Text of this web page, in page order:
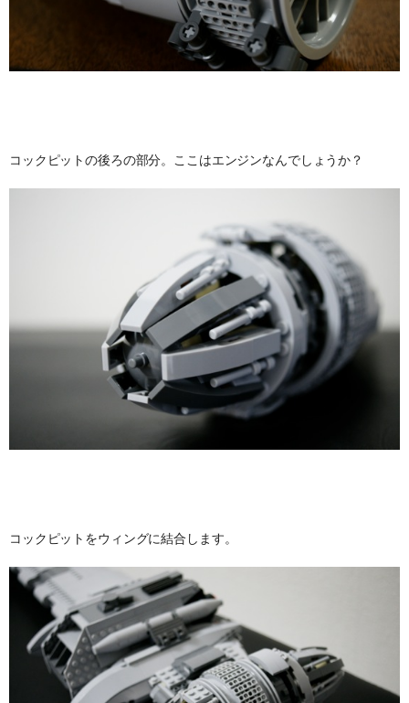
コックピットの後ろの部分。ここはエンジンなんでしょうか？
コックピットをウィングに結合します。